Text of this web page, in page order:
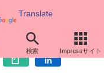
Translate
検索 Impressサイト
）